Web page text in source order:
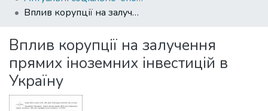
All of DSpace
Statistics
Вплив корупції на залучення прямих іноземних інвестицій в Україну
Вплив корупції на залучення
прямих іноземних інвестицій в
Україну